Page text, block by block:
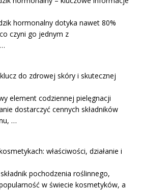
hormonalny dotyka nawet 80%
czyni go jednym z
do zdrowej skóry i skutecznej
element codziennej pielęgnacji
dostarczyć cennych składników
…
właściwości, działanie i
pochodzenia roślinnego,
w świecie kosmetyków, a